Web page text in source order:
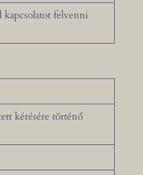
kapcsolatot felvenni
kérésére történő